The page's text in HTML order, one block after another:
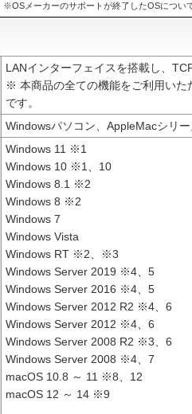
※OSメーカーのサポートが終了したOSについ
LANインターフェイスを搭載し、
※ 本商品の全ての機能をご利用いた
です。
Windowsパソコン、AppleMacシリ
Windows 11 ※1
Windows 10 ※1、10
Windows 8.1 ※2
Windows 8 ※2
Windows 7
Windows Vista
Windows RT ※2、※3
Windows Server 2019 ※4、5
Windows Server 2016 ※4、5
Windows Server 2012 R2 ※4、6
Windows Server 2012 ※4、6
Windows Server 2008 R2 ※3、6
Windows Server 2008 ※4、7
macOS 10.8 ～ 11 ※8、12
macOS 12 ～ 14 ※9